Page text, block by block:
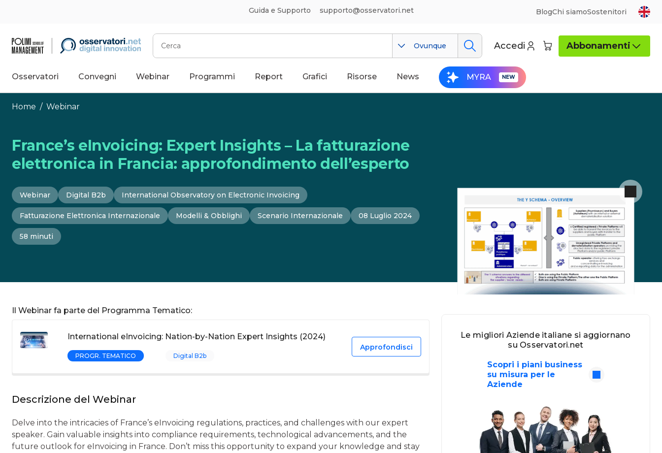
Guida e Supporto supporto@osservatori.net BlogChi siamoSostenitori
Cerca
Ovunque Accedi Abbonamenti
Osservatori Convegni Webinar Programmi Report Grafici Risorse News MYRA
Home / Webinar
France’s eInvoicing: Expert Insights – La fatturazione
elettronica in Francia: approfondimento dell’esperto
Webinar Digital B2b International Observatory on Electronic Invoicing
Fatturazione Elettronica Internazionale Modelli & Obblighi Scenario Internazionale 08 Luglio 2024
58 minuti
Il Webinar fa parte del Programma Tematico:
International eInvoicing: Nation-by-Nation Expert Insights (2024)
PROGR. TEMATICO Digital B2b
Approfondisci
Descrizione del Webinar
Delve into the intricacies of France’s eInvoicing regulations, practices, and challenges with our expert
speaker. Gain valuable insights into compliance requirements, technological advancements, and the
future outlook for eInvoicing in France. Don’t miss this opportunity to expand your knowledge and stay
Le migliori Aziende italiane si aggiornano
su Osservatori.net
Scopri i piani business
su misura per le
Aziende